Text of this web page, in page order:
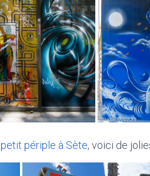
petit périple à Sète, voici de